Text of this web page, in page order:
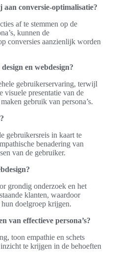
aan conversie-optimalisatie?
af te stemmen op de
kunnen de
conversies aanzienlijk worden
en webdesign?
gebruikerservaring, terwijl
visuele presentatie van de
gebruik van persona’s.
gebruikersreis in kaart te
benadering van
van de gebruiker.
grondig onderzoek en het
klanten, waardoor
doelgroep krijgen.
van effectieve persona’s?
toon empathie en schets
te krijgen in de behoeften